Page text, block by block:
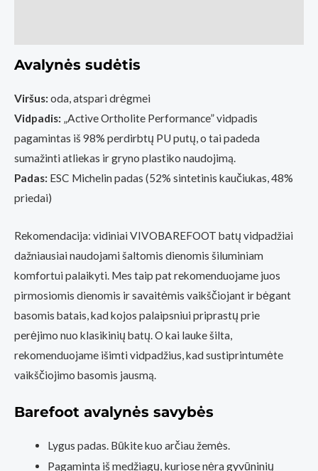
Avalynės sudėtis
Viršus: oda, atspari drėgmei
Vidpadis: „Active Ortholite Performance” vidpadis
pagamintas iš 98% perdirbtų PU putų, o tai padeda
sumažinti atliekas ir gryno plastiko naudojimą.
Padas: ESC Michelin padas (52% sintetinis kaučiukas, 48%
priedai)
Rekomendacija: vidiniai VIVOBAREFOOT batų vidpadžiai
dažniausiai naudojami šaltomis dienomis šiluminiam
komfortui palaikyti. Mes taip pat rekomenduojame juos
pirmosiomis dienomis ir savaitėmis vaikščiojant ir bėgant
basomis batais, kad kojos palaipsniui priprastų prie
perėjimo nuo klasikinių batų. O kai lauke šilta,
rekomenduojame išimti vidpadžius, kad sustiprintumėte
vaikščiojimo basomis jausmą.
Barefoot avalynės savybės
Lygus padas. Būkite kuo arčiau žemės.
Pagaminta iš medžiagų, kuriose nėra gyvūninių